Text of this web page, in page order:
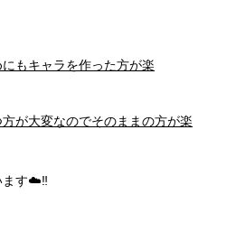
もキャラを作った方が楽
が大変なのでそのままの方が楽
ます☁️‼️